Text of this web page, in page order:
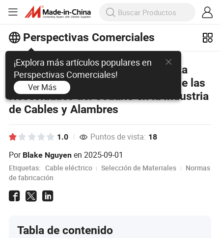
Perspectivas Comerciales
¡Explora más artículos populares en
Perspectivas Comerciales!
Ver Más
Cable Eléctrico: Una Guía Completa
para la Obtención y Satisfacción de las
Necesidades del Usuario en la Industria
de Cables y Alambres
1.0 Puntos de vista: 18
Por Blake Nguyen en2025-09-01
Etiquetas: Cable eléctrico Selección de Materiales
Normas
de fabricación
Tabla de contenido